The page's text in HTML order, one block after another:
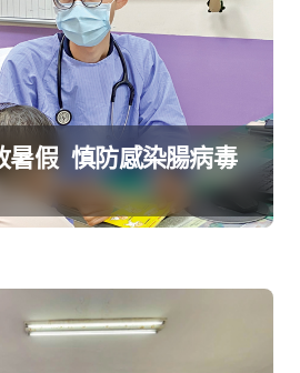
暑假 慎防感染腸病毒